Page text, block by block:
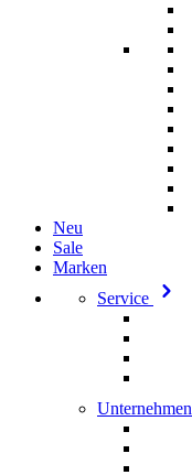
Neu
Sale
Marken
Service
Unternehmen